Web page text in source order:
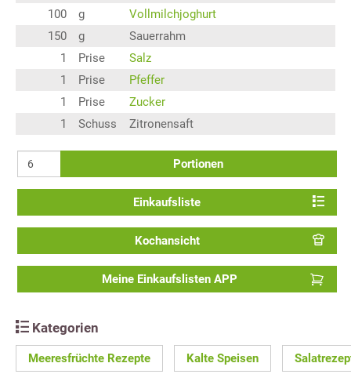
100
g
Vollmilchjoghurt
150
g
Sauerrahm
1
Prise
Salz
1
Prise
Pfeffer
1
Prise
Zucker
1
Schuss Zitronensaft
Portionen
Einkaufsliste
Kochansicht
Meine Einkaufslisten APP
Kategorien
Meeresfrüchte Rezepte Kalte Speisen